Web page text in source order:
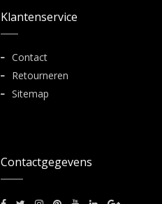
Klantenservice
Contact
Retourneren
Sitemap
Contactgegevens